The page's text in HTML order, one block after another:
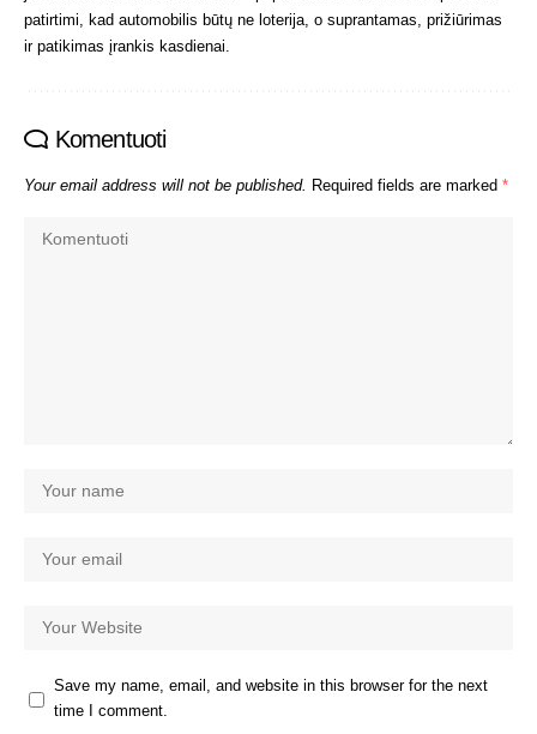
patirtimi, kad automobilis būtų ne loterija, o suprantamas, prižiūrimas
ir patikimas įrankis kasdienai.
Komentuoti
Your email address will not be published. Required fields are marked *
Save my name, email, and website in this browser for the next
time I comment.